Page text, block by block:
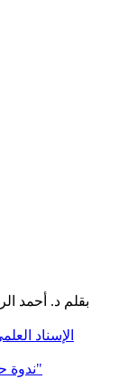
الإسناد
ندوة حول كتاب "العدالة الاجتماعية في الإسلام"